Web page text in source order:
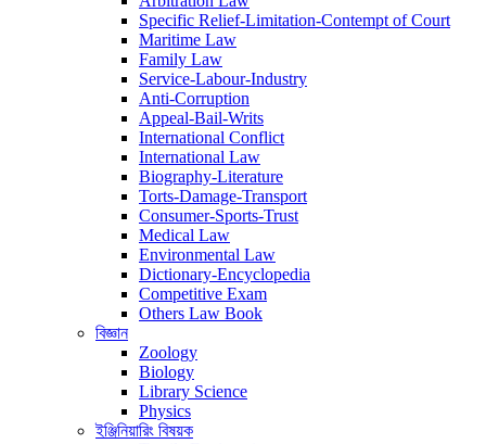
Specific Relief-Limitation-Contempt of Court
Maritime Law
Family Law
Service-Labour-Industry
Anti-Corruption
Appeal-Bail-Writs
International Conflict
International Law
Biography-Literature
Torts-Damage-Transport
Consumer-Sports-Trust
Medical Law
Environmental Law
Dictionary-Encyclopedia
Competitive Exam
Others Law Book
বিজ্ঞান
Zoology
Biology
Library Science
Physics
ইঞ্জিনিয়ারিং বিষয়ক